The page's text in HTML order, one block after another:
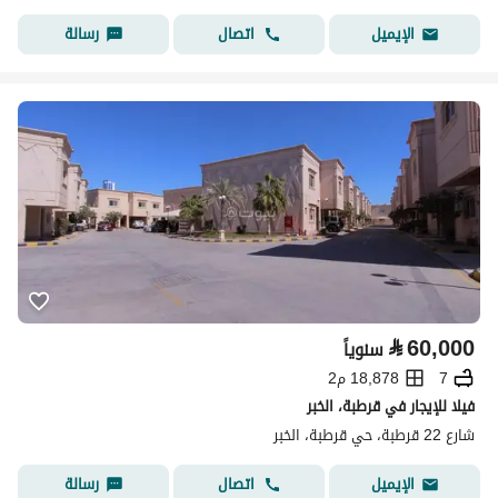
الإيميل اتصال رسالة
⃁60,000 سنوياً
7
18,878 م2
فيلا للإيجار في قرطبة، الخبر
شارع 22 قرطبة، حي قرطبة، الخبر
الإيميل
اتصال رسالة